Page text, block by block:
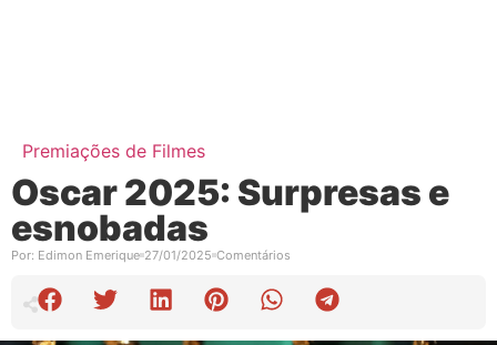
Premiações de Filmes
Oscar 2025: Surpresas e
esnobadas
Por: Edimon Emerique 27/01/2025 Comentários